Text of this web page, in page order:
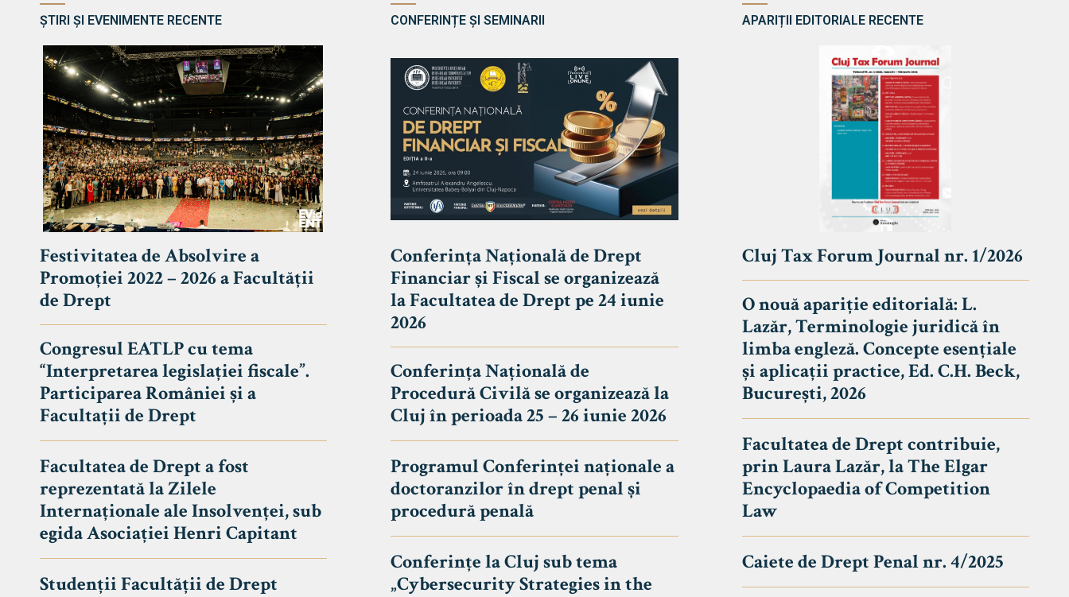
UNIVERSITATEA BABEȘ - BOLYAI
FACULTATEA
Avizier Studenți
Studii
Admitere
ȘTIRI ȘI EVENIMENTE RECENTE
Festivitatea de Absolvire a
Promoției 2022 – 2026 a Facultății
de Drept
Congresul EATLP cu tema
“Interpretarea legislației fiscale”.
Participarea României și a
Facultații de Drept
Facultatea de Drept a fost
reprezentată la Zilele
Internaționale ale Insolvenței, sub
egida Asociației Henri Capitant
Studenții Facultății de Drept
CONFERINȚE ȘI SEMINARII
Conferința Națională de Drept
Financiar și Fiscal se organizează
la Facultatea de Drept pe 24 iunie
2026
Conferința Națională de
Procedură Civilă se organizează la
Cluj în perioada 25 – 26 iunie 2026
Programul Conferinței naționale a
doctoranzilor în drept penal și
procedură penală
Conferințe la Cluj sub tema
„Cybersecurity Strategies in the
APARIȚII EDITORIALE RECENTE
Cluj Tax Forum Journal nr. 1/2026
O nouă apariție editorială: L.
Lazăr, Terminologie juridică în
limba engleză. Concepte esențiale
și aplicații practice, Ed. C.H. Beck,
București, 2026
Facultatea de Drept contribuie,
prin Laura Lazăr, la The Elgar
Encyclopaedia of Competition
Law
Caiete de Drept Penal nr. 4/2025